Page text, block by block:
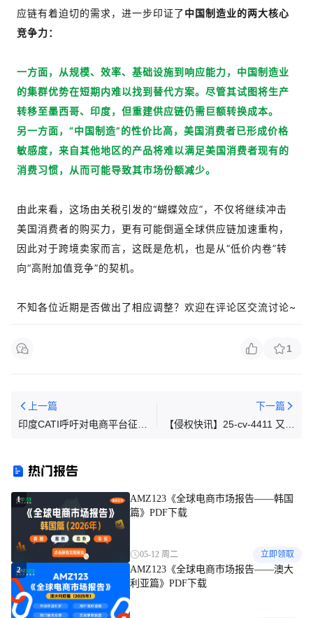
应链有着迫切的需求，进一步印证了中国制造业的两大核心
竞争力：
一方面，从规模、效率、基础设施到响应能力，中国制造业
的集群优势在短期内难以找到替代方案。尽管其试图将生产
转移至墨西哥、印度，但重建供应链仍需巨额转换成本。
另一方面，“中国制造”的性价比高，美国消费者已形成价格
敏感度，来自其他地区的产品将难以满足美国消费者现有的
消费习惯，从而可能导致其市场份额减少。
由此来看，这场由关税引发的“蝴蝶效应”，不仅将继续冲击
美国消费者的购买力，更有可能倒逼全球供应链加速重构，
因此对于跨境卖家而言，这既是危机，也是从“低价内卷”转
向“高附加值竞争”的契机。
不知各位近期是否做出了相应调整？欢迎在评论区交流讨论~
1
上一篇
印度CATI呼吁对电商平台征收
下一篇
【侵权快讯】25-cv-4411 又有
热门报告
1
AMZ123《全球电商市场报告——韩国
篇》PDF下载
05-12 周二 立即领取
2
AMZ123《全球电商市场报告——澳大
利亚篇》PDF下载